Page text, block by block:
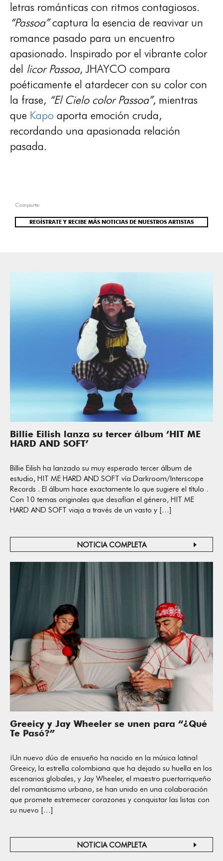
letras románticas con ritmos contagiosos.
“Passoa”captura la esencia de reavivar un
romance pasado para un encuentro
apasionado. Inspirado por el vibrante color
del licor Passoa, JHAYCO compara
poéticamente el atardecer con su color con
la frase, “El Cielo color Passoa”, mientras
que Kapo aporta emoción cruda,
recordando una apasionada relación
pasada.
Comparte:
REGÍSTRATE Y RECIBE MÁS NOTICIAS DE NUESTROS ARTISTAS
Billie Eilish lanza su tercer álbum ‘HIT ME
HARD AND SOFT’
Billie Eilish ha lanzado su muy esperado tercer álbum de
estudio, HIT ME HARD AND SOFT vía Darkroom/Interscope
Records . El álbum hace exactamente lo que sugiere el título .
Con 10 temas originales que desafían el género, HIT ME
HARD AND SOFT viaja a través de un vasto y […]
NOTICIA COMPLETA
Greeicy y Jay Wheeler se unen para “¿Qué
Te Pasó?”
¡Un nuevo dúo de ensueño ha nacido en la música latina!
Greeicy, la estrella colombiana que ha dejado su huella en los
escenarios globales, y Jay Wheeler, el maestro puertorriqueño
del romanticismo urbano, se han unido en una colaboración
que promete estremecer corazones y conquistar las listas con
su nuevo […]
NOTICIA COMPLETA